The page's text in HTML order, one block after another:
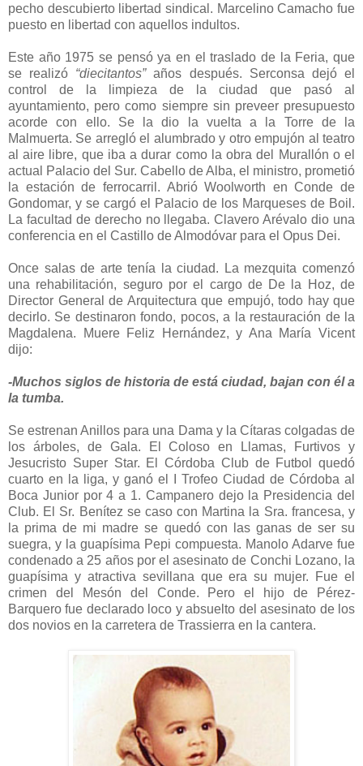
pecho descubierto libertad sindical. Marcelino Camacho fue
puesto en libertad con aquellos indultos.
Este año 1975 se pensó ya en el traslado de la Feria, que
se realizó “diecitantos”años después. Serconsa dejó el
control de la limpieza de la ciudad que pasó al
ayuntamiento, pero como siempre sin preveer presupuesto
acorde con ello. Se la dio la vuelta a la Torre de la
Malmuerta. Se arregló el alumbrado y otro empujón al teatro
al aire libre, que iba a durar como la obra del Murallón o el
actual Palacio del Sur. Cabello de Alba, el ministro, prometió
la estación de ferrocarril. Abrió Woolworth en Conde de
Gondomar, y se cargó el Palacio de los Marqueses de Boil.
La facultad de derecho no llegaba. Clavero Arévalo dio una
conferencia en el Castillo de Almodóvar para el Opus Dei.
Once salas de arte tenía la ciudad. La mezquita comenzó
una rehabilitación, seguro por el cargo de De la Hoz, de
Director General de Arquitectura que empujó, todo hay que
decirlo. Se destinaron fondo, pocos, a la restauración de la
Magdalena. Muere Feliz Hernández, y Ana María Vicent
dijo:
-Muchos siglos de historia de está ciudad, bajan con él a
la tumba.
Se estrenan Anillos para una Dama y la Cítaras colgadas de
los árboles, de Gala. El Coloso en Llamas, Furtivos y
Jesucristo Super Star. El Córdoba Club de Futbol quedó
cuarto en la liga, y ganó el I Trofeo Ciudad de Córdoba al
Boca Junior por 4 a 1. Campanero dejo la Presidencia del
Club. El Sr. Benítez se caso con Martina la Sra. francesa, y
la prima de mi madre se quedó con las ganas de ser su
suegra, y la guapísima Pepi compuesta. Manolo Adarve fue
condenado a 25 años por el asesinato de Conchi Lozano, la
guapísima y atractiva sevillana que era su mujer. Fue el
crimen del Mesón del Conde. Pero el hijo de Pérez-
Barquero fue declarado loco y absuelto del asesinato de los
dos novios en la carretera de Trassierra en la cantera.